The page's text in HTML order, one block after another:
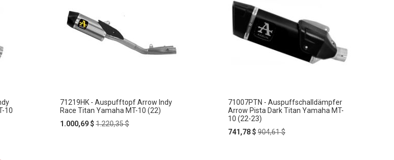
10
71219HK - Auspufftopf Arrow Indy
Race Titan Yamaha MT-10 (22)
Special
1.000,69 $ Regular
1.220,35 $
71007PTN - Auspuffschalldämpfer
Arrow Pista Dark Titan Yamaha MT-
10 (22-23)
Special
741,78 $ Regular
904,61 $